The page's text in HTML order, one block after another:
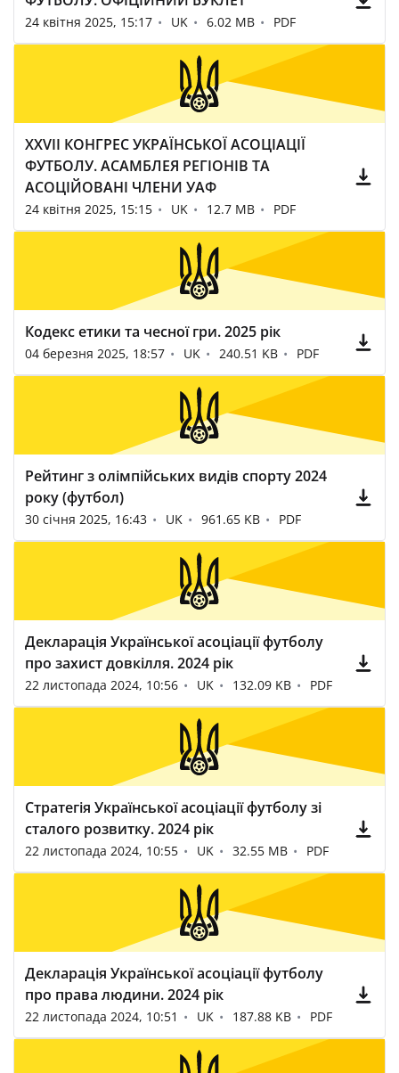
24 квітня 2025, 15:17 UK 6.02 MB PDF
XXVII КОНГРЕС УКРАЇНСЬКОЇ АСОЦІАЦІЇ
ФУТБОЛУ. АСАМБЛЕЯ РЕГІОНІВ ТА
АСОЦІЙОВАНІ ЧЛЕНИ УАФ
24 квітня 2025, 15:15 UK 12.7 MB PDF
Кодекс етики та чесної гри. 2025 рік
04 березня 2025, 18:57 UK 240.51 KB PDF
Рейтинг з олімпійських видів спорту 2024
року (футбол)
30 січня 2025, 16:43 UK 961.65 KB PDF
Декларація Української асоціації футболу
про захист довкілля. 2024 рік
22 листопада 2024, 10:56 UK 132.09 KB PDF
Стратегія Української асоціації футболу зі
сталого розвитку. 2024 рік
22 листопада 2024, 10:55 UK 32.55 MB PDF
Декларація Української асоціації футболу
про права людини. 2024 рік
22 листопада 2024, 10:51 UK 187.88 KB PDF